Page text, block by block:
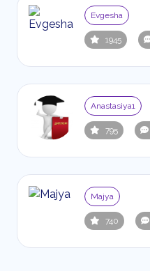
Evgesha
1945
Anastasiya1
795
Majya
740